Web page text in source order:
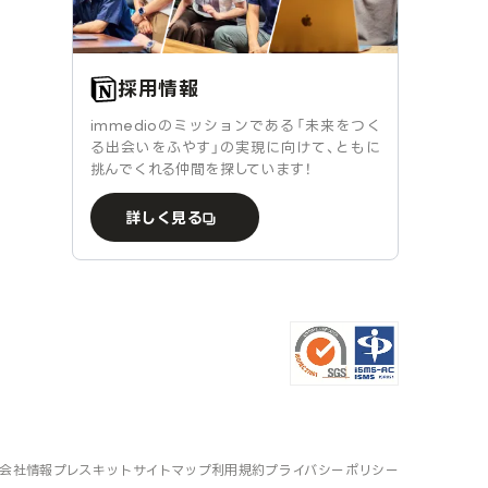
採用情報
immedioのミッションである「未来をつく
る出会いをふやす」の実現に向けて、ともに
挑んでくれる仲間を探しています！
詳しく見る
会社情報 プレスキット サイトマップ利用規約 プライバシーポリシー